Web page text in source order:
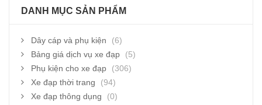
DANH MỤC SẢN PHẨM
Dây cáp và phụ kiện
(6)
Bảng giá dịch vụ xe đạp
(5)
Phụ kiện cho xe đạp
(306)
Xe đạp thời trang
(94)
Xe đạp thông dụng
(0)